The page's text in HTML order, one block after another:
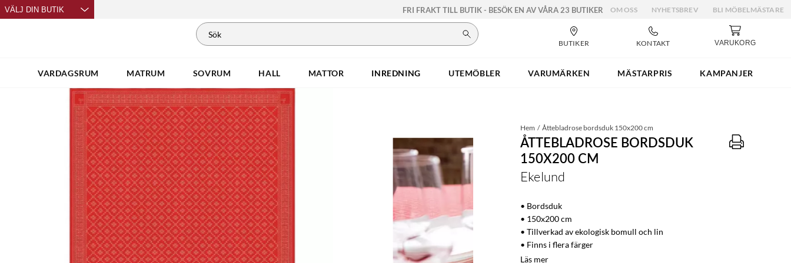
VÄLJ DIN BUTIK FRI FRAKT TILL BUTIK - BESÖK EN AV VÅRA 23 BUTIKER OM OSS NYHETSBREV BLI MÖBELMÄSTARE
BUTIKER KONTAKT VARUKORG
VARDAGSRUM MATRUM SOVRUM HALL MATTOR INREDNING UTEMÖBLER VARUMÄRKEN MÄSTARPRIS KAMPANJER
Hem Åttebladrose bordsduk 150x200 cm
ÅTTEBLADROSE BORDSDUK
150X200 CM
Ekelund
• Bordsduk
• 150x200 cm
• Tillverkad av ekologisk bomull och lin
• Finns i flera färger
Läs mer